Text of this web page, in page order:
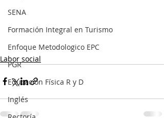
SENA
Formación Integral en Turismo
Enfoque Metodologico EPC
PGR
Educación Física R y D
Inglés
Labor social